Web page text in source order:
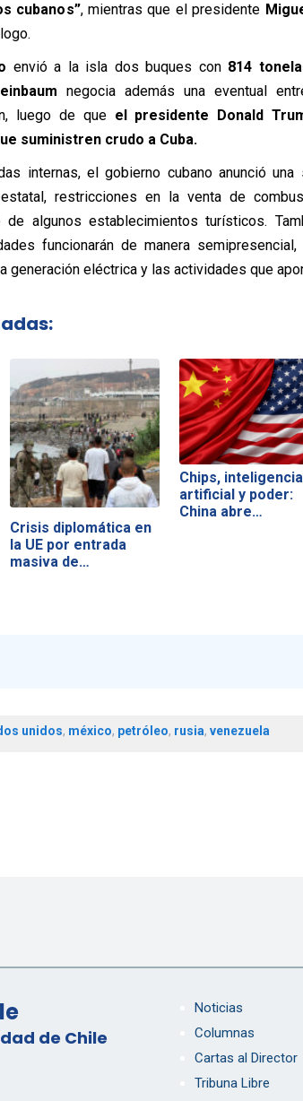
cubanos”, mientras que el presidente
envió a la isla dos buques con 814
negocia además una eventual
luego de que el presidente Donald
suministren crudo a Cuba.
internas, el gobierno cubano anunció
restricciones en la venta de
algunos establecimientos turísticos.
funcionarán de manera
generación eléctrica y las actividades que
Crisis diplomática en
la UE por entrada
masiva de…
Chips, inteligencia
artificial y poder:
China abre…
unidos, méxico, petróleo, rusia, venezuela
de Chile
Noticias
Columnas
Cartas al Director
Tribuna Libre